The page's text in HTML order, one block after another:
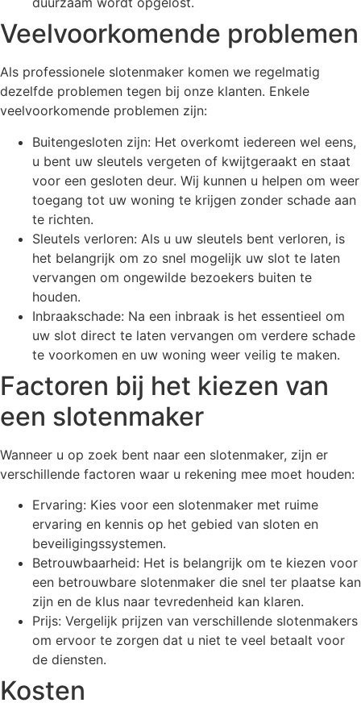
Veelvoorkomende problemen
Als professionele slotenmaker komen we regelmatig
dezelfde problemen tegen bij onze klanten. Enkele
veelvoorkomende problemen zijn:
Buitengesloten zijn: Het overkomt iedereen wel eens,
u bent uw sleutels vergeten of kwijtgeraakt en staat
voor een gesloten deur. Wij kunnen u helpen om weer
toegang tot uw woning te krijgen zonder schade aan
te richten.
Sleutels verloren: Als u uw sleutels bent verloren, is
het belangrijk om zo snel mogelijk uw slot te laten
vervangen om ongewilde bezoekers buiten te
houden.
Inbraakschade: Na een inbraak is het essentieel om
uw slot direct te laten vervangen om verdere schade
te voorkomen en uw woning weer veilig te maken.
Factoren bij het kiezen van
een slotenmaker
Wanneer u op zoek bent naar een slotenmaker, zijn er
verschillende factoren waar u rekening mee moet houden:
Ervaring: Kies voor een slotenmaker met ruime
ervaring en kennis op het gebied van sloten en
beveiligingssystemen.
Betrouwbaarheid: Het is belangrijk om te kiezen voor
een betrouwbare slotenmaker die snel ter plaatse kan
zijn en de klus naar tevredenheid kan klaren.
Prijs: Vergelijk prijzen van verschillende slotenmakers
om ervoor te zorgen dat u niet te veel betaalt voor
de diensten.
Kosten